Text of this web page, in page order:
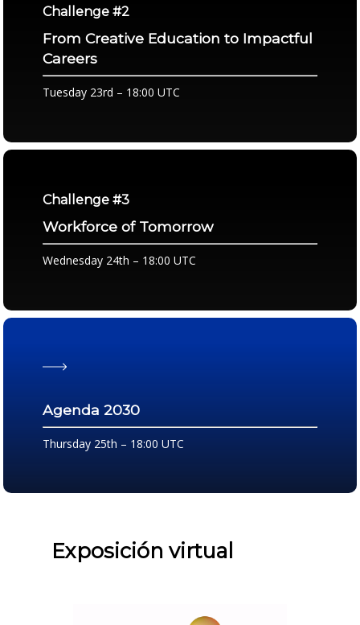
Challenge #2
From Creative Education to Impactful
Careers
Tuesday 23rd – 18:00 UTC
Challenge #3
Workforce of Tomorrow
Wednesday 24th – 18:00 UTC
Agenda 2030
Thursday 25th – 18:00 UTC
Exposición virtual